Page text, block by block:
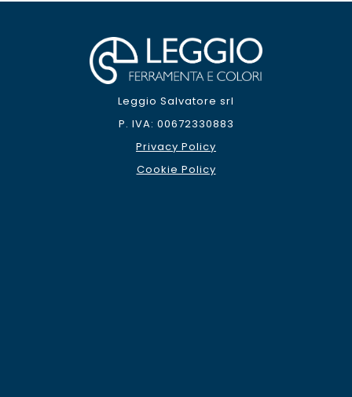
Leggio Salvatore srl
P. IVA: 00672330883
Privacy Policy
Cookie Policy